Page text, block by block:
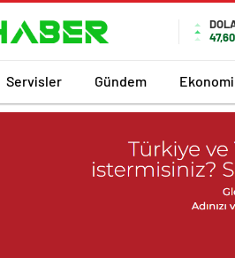
Servisler Gündem Ekonomi